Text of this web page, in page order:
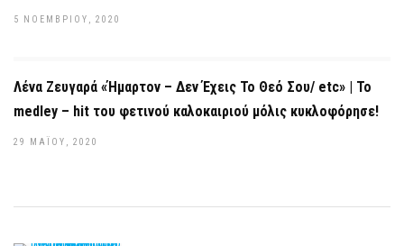
5 ΝΟΕΜΒΡΊΟΥ, 2020
Λένα Ζευγαρά «Ήμαρτον – Δεν Έχεις Το Θεό Σου/ etc» | Το
medley – hit του φετινού καλοκαιριού μόλις κυκλοφόρησε!
29 ΜΑΪ́ΟΥ, 2020